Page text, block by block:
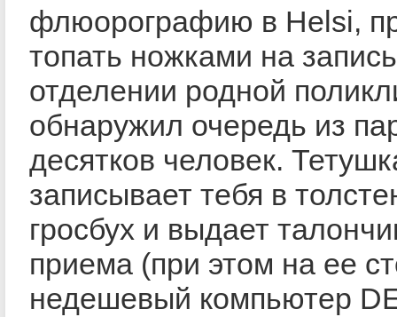
флюорографию в Helsi,
топать ножками на
отделении родной
обнаружил очередь из
десятков человек.
записывает тебя в
гросбух и выдает
приема (при этом на ее
недешевый компьютер